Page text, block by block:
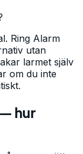
Ring Alarm
utan
larmet själv
om du inte
hur